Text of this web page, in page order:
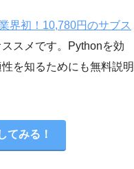
界初！10,780円のサブス
ススメです。Pythonを効
を知るためにも無料説明
てみる！